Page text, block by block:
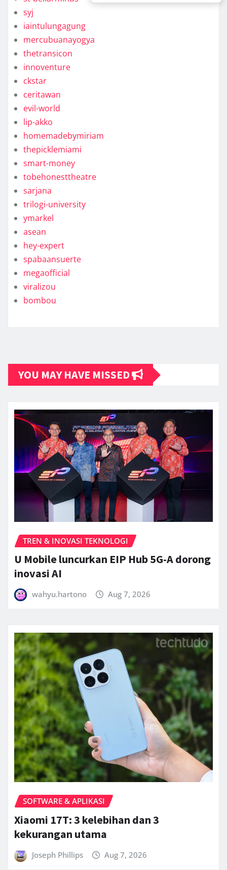
syj
iaintulungagung
mercubuanayogya
thetransicon
innoventure
ckstar
ceritawan
evil-world
lip-akko
homemadebymiriam
thepicklemiami
smart-money
tobehonesttheatre
sarjana
trilogi-university
ymarkel
asean
hey-expert
spabaansuerte
megaofficial
viralizou
bombou
YOU MAY HAVE MISSED
TREN & INOVASI TEKNOLOGI
U Mobile luncurkan EIP Hub 5G-A dorong
inovasi AI
wahyu.hartono Aug 7, 2026
SOFTWARE & APLIKASI
Xiaomi 17T: 3 kelebihan dan 3
kekurangan utama
Joseph Phillips Aug 7, 2026